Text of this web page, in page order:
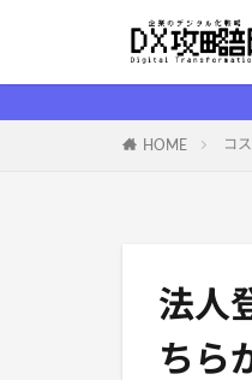
HOME コ
法人
ちら